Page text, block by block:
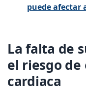
puede afectar
La falta de
el riesgo
cardiaca